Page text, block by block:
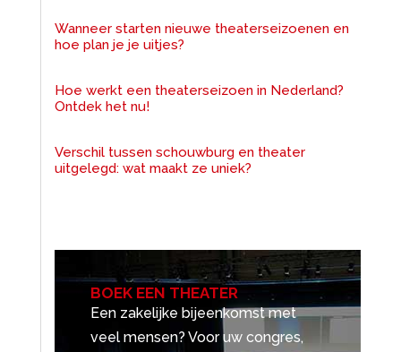
Wanneer starten nieuwe theaterseizoenen en
hoe plan je je uitjes?
Hoe werkt een theaterseizoen in Nederland?
Ontdek het nu!
Verschil tussen schouwburg en theater
uitgelegd: wat maakt ze uniek?
BOEK EEN THEATER
Een zakelijke bijeenkomst met
veel mensen? Voor uw congres,